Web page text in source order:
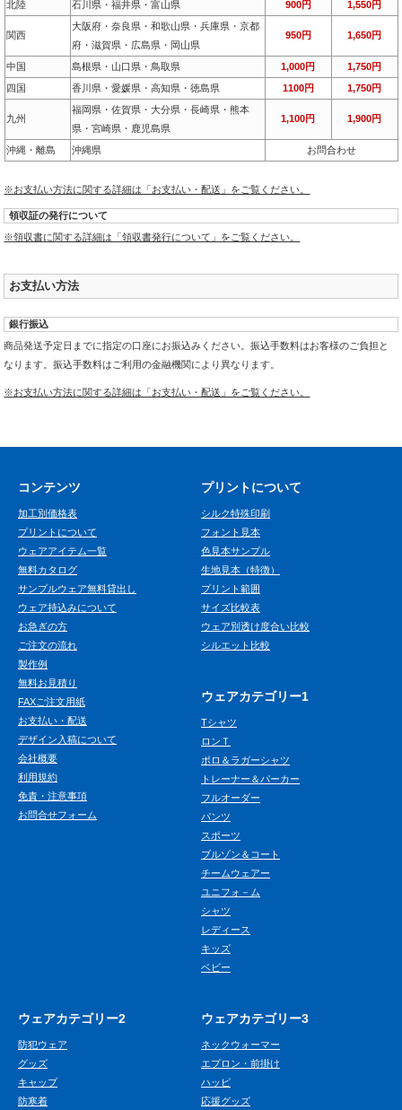
北陸
石川県・福井県・富山県 900円 1,550円
関西
大阪府・奈良県・和歌山県・兵庫県・京都
府・滋賀県・広島県・岡山県
950円 1,650円
中国 島根県・山口県・鳥取県 1,000円
1,750円
四国
香川県・愛媛県・高知県・徳島県 1100円 1,750円
九州
福岡県・佐賀県・大分県・長崎県・熊本
県・宮崎県・鹿児島県
1,100円 1,900円
沖縄・離島 沖縄県 お問合わせ
※お支払い方法に関する詳細は「お支払い・配送」をご覧ください。
領収証の発行について
※領収書に関する詳細は「領収書発行について」をご覧ください。
お支払い方法
銀行振込
商品発送予定日までに指定の口座にお振込みください。振込手数料はお客様のご負担と
なります。振込手数料はご利用の金融機関により異なります。
※お支払い方法に関する詳細は「お支払い・配送」をご覧ください。
コンテンツ
加工別価格表
プリントについて
ウェアアイテム一覧
無料カタログ
サンプルウェア無料貸出し
ウェア持込みについて
お急ぎの方
ご注文の流れ
製作例
無料お見積り
FAXご注文用紙
お支払い・配送
デザイン入稿について
会社概要
利用規約
免責・注意事項
お問合せフォーム
プリントについて
シルク特殊印刷
フォント見本
色見本サンプル
生地見本（特徴）
プリント範囲
サイズ比較表
ウェア別透け度合い比較
シルエット比較
ウェアカテゴリー1
Tシャツ
ロンＴ
ポロ＆ラガーシャツ
トレーナー＆パーカー
フルオーダー
パンツ
スポーツ
ブルゾン＆コート
チームウェアー
ユニフォ－ム
シャツ
レディース
キッズ
ベビー
ウェアカテゴリー2
防犯ウェア
グッズ
キャップ
防寒着
ウェアカテゴリー3
ネックウォーマー
エプロン・前掛け
ハッピ
応援グッズ